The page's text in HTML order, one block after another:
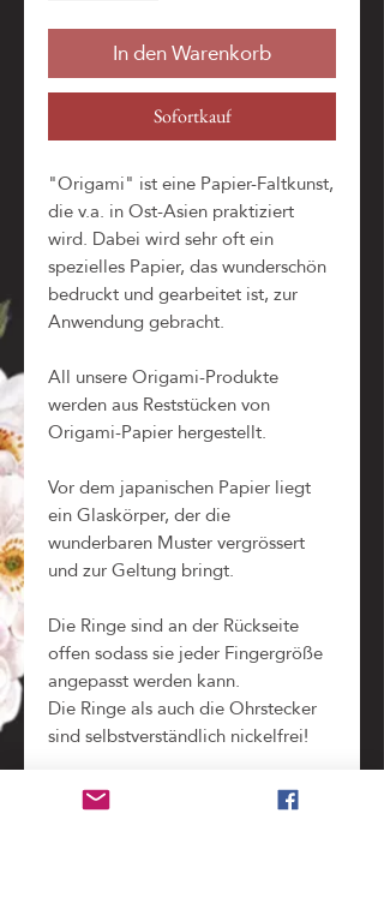
In den Warenkorb
Sofortkauf
"Origami" ist eine Papier-Faltkunst,
die v.a. in Ost-Asien praktiziert
wird. Dabei wird sehr oft ein
spezielles Papier, das wunderschön
bedruckt und gearbeitet ist, zur
Anwendung gebracht.
All unsere Origami-Produkte
werden aus Reststücken von
Origami-Papier hergestellt.
Vor dem japanischen Papier liegt
ein Glaskörper, der die
wunderbaren Muster vergrössert
und zur Geltung bringt.
Die Ringe sind an der Rückseite
offen sodass sie jeder Fingergröße
angepasst werden kann.
Die Ringe als auch die Ohrstecker
sind selbstverständlich nickelfrei!